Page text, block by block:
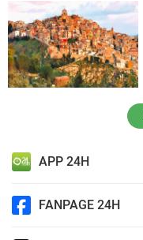
APP 24H
FANPAGE 24H